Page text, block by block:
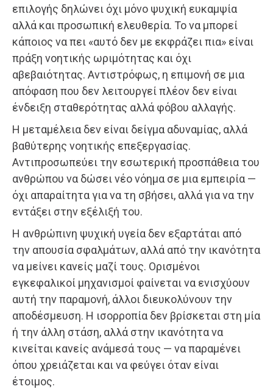
επιλογής δηλώνει όχι μόνο ψυχική ευκαμψία
αλλά και προσωπική ελευθερία. Το να μπορεί
κάποιος να πει «αυτό δεν με εκφράζει πια» είναι
πράξη νοητικής ωριμότητας και όχι
αβεβαιότητας. Αντιστρόφως, η επιμονή σε μια
απόφαση που δεν λειτουργεί πλέον δεν είναι
ένδειξη σταθερότητας αλλά φόβου αλλαγής.
Η μεταμέλεια δεν είναι δείγμα αδυναμίας, αλλά
βαθύτερης νοητικής επεξεργασίας.
Αντιπροσωπεύει την εσωτερική προσπάθεια του
ανθρώπου να δώσει νέο νόημα σε μια εμπειρία —
όχι απαραίτητα για να τη σβήσει, αλλά για να την
εντάξει στην εξέλιξή του.
Η ανθρώπινη ψυχική υγεία δεν εξαρτάται από
την απουσία σφαλμάτων, αλλά από την ικανότητα
να μείνει κανείς μαζί τους. Ορισμένοι
εγκεφαλικοί μηχανισμοί φαίνεται να ενισχύουν
αυτή την παραμονή, άλλοι διευκολύνουν την
αποδέσμευση. Η ισορροπία δεν βρίσκεται στη μία
ή την άλλη στάση, αλλά στην ικανότητα να
κινείται κανείς ανάμεσά τους — να παραμένει
όπου χρειάζεται και να φεύγει όταν είναι
έτοιμος.